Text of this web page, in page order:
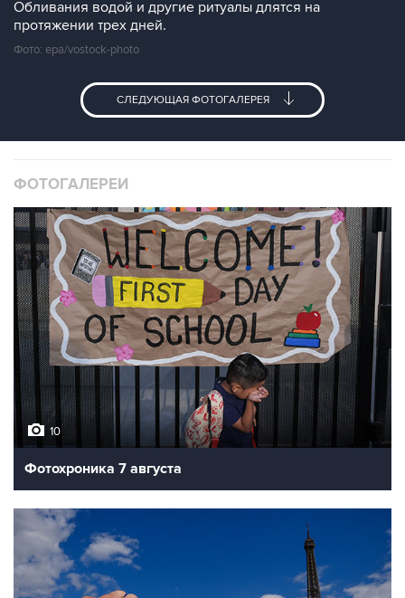
Обливания водой и другие ритуалы длятся на
протяжении трех дней.
Фото: epa/vostock-photo
СЛЕДУЮЩАЯ ФОТОГАЛЕРЕЯ
ФОТОГАЛЕРЕИ
10
Фотохроника 7 августа